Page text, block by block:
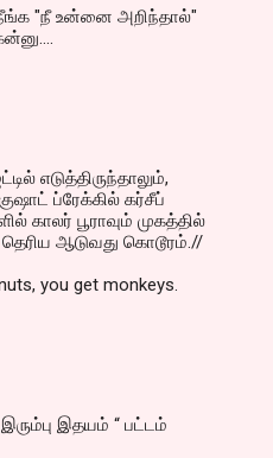
"நீ உன்னை அறிந்தால்"
எடுத்திருந்தாலும்,
ப்ரேக்கில் கர்சீப்
காலர் பூராவும் முகத்தில்
ஆடுவது கொடூரம்.//
you get monkeys.
இதயம் “ பட்டம்